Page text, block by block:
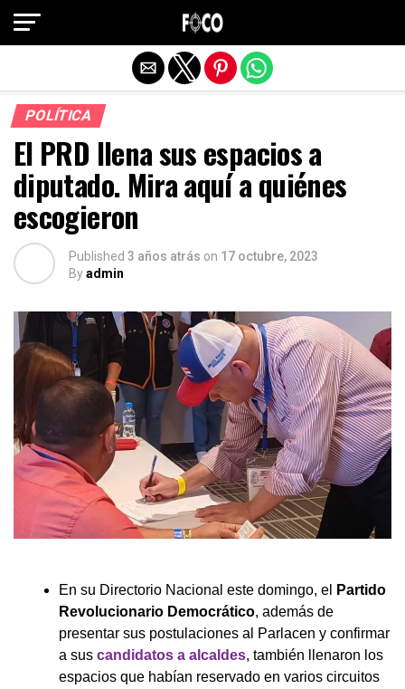
POLÍTICA
El PRD llena sus espacios a
diputado. Mira aquí a quiénes
escogieron
Published 3 años atrás on 17 octubre, 2023
Byadmin
En su Directorio Nacional este domingo, el
Partido
Revolucionario Democrático, además de
presentar sus postulaciones al Parlacen y confirmar
a sus candidatos a alcaldes, también llenaron los
espacios que habían reservado en varios circuitos
Salir de la versión móvil